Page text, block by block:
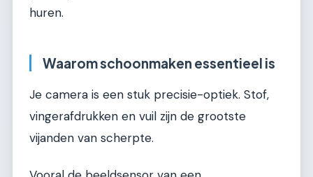
huren.
Waarom schoonmaken essentieel is
Je camera is een stuk precisie-optiek. Stof,
vingerafdrukken en vuil zijn de grootste
vijanden van scherpte.